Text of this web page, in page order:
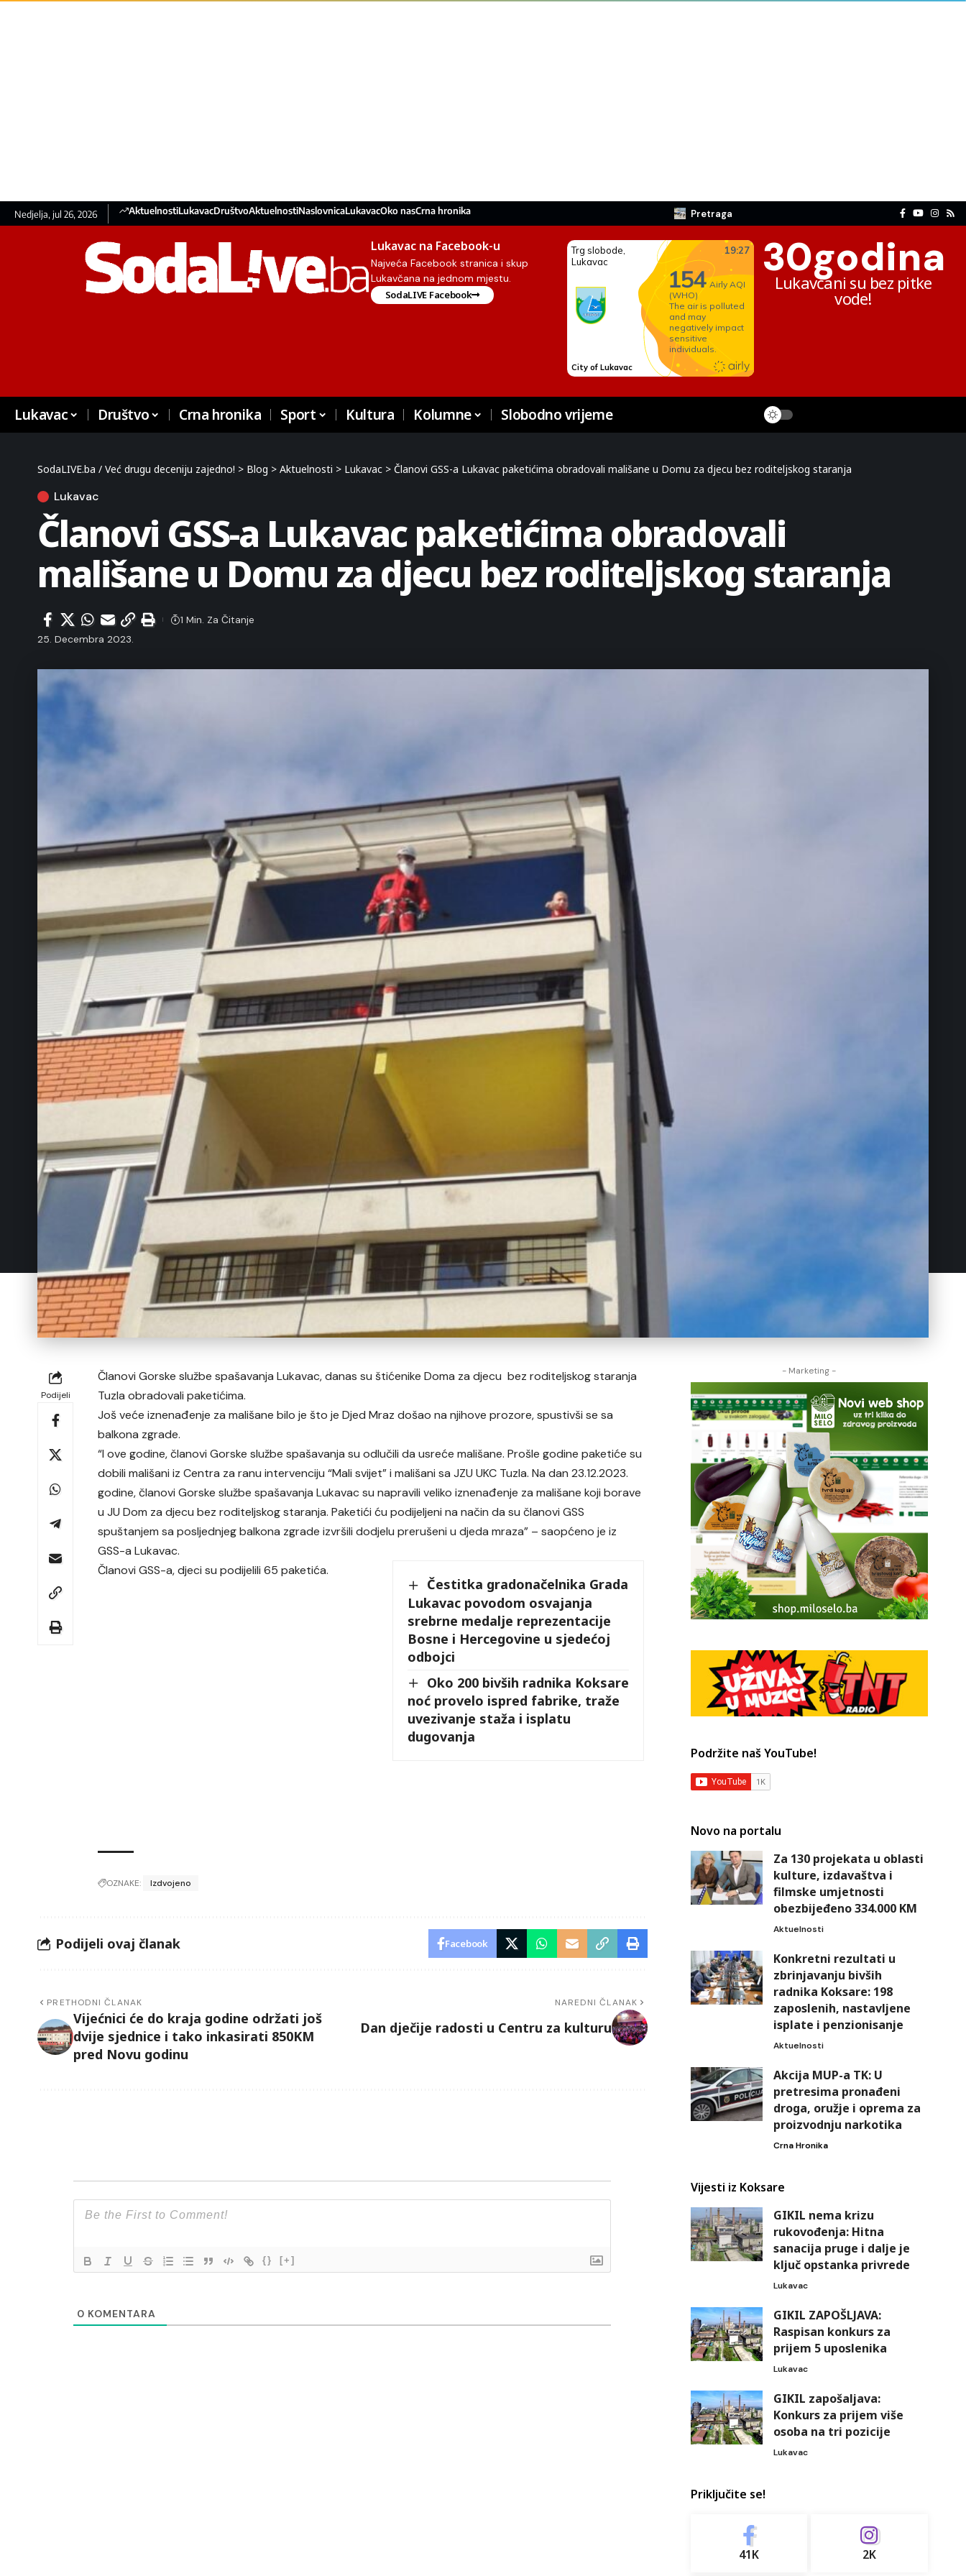
Nedjelja, jul 26, 2026 AktuelnostiLukavacDruštvoAktuelnostiNaslovnicaLukavacOko nasCrna hronika Pretraga
Lukavac na Facebook-u
Najveća Facebook stranica i skup
Lukavčana na jednom mjestu.
SodaLIVE Facebook
30godina
Lukavčani su bez pitke
vode!
Lukavac Društvo Crna hronika Sport Kultura Kolumne Slobodno vrijeme
SodaLIVE.ba / Već drugu deceniju zajedno! > Blog > Aktuelnosti > Lukavac > Članovi GSS-a Lukavac paketićima obradovali mališane u Domu za djecu bez roditeljskog staranja
Lukavac
Članovi GSS-a Lukavac paketićima obradovali
mališane u Domu za djecu bez roditeljskog staranja
25. Decembra 2023.
1 Min. Za Čitanje
Podijeli
Članovi Gorske službe spašavanja Lukavac, danas su štićenike Doma za djecu bez roditeljskog staranja
Tuzla obradovali paketićima.
Još veće iznenađenje za mališane bilo je što je Djed Mraz došao na njihove prozore, spustivši se sa
balkona zgrade.
“I ove godine, članovi Gorske službe spašavanja su odlučili da usreće mališane. Prošle godine paketiće su
dobili mališani iz Centra za ranu intervenciju “Mali svijet” i mališani sa JZU UKC Tuzla. Na dan 23.12.2023.
godine, članovi Gorske službe spašavanja Lukavac su napravili veliko iznenađenje za mališane koji borave
u JU Dom za djecu bez roditeljskog staranja. Paketići ću podijeljeni na način da su članovi GSS
spuštanjem sa posljednjeg balkona zgrade izvršili dodjelu prerušeni u djeda mraza” – saopćeno je iz
GSS-a Lukavac.
Čestitka gradonačelnika Grada
Lukavac povodom osvajanja
srebrne medalje reprezentacije
Bosne i Hercegovine u sjedećoj
odbojci
Oko 200 bivših radnika Koksare
noć provelo ispred fabrike, traže
uvezivanje staža i isplatu
dugovanja
Članovi GSS-a, djeci su podijelili 65 paketića.
OZNAKE: Izdvojeno
Podijeli ovaj članak Facebook
PRETHODNI ČLANAK
Vijećnici će do kraja godine održati još
dvije sjednice i tako inkasirati 850KM
pred Novu godinu
NAREDNI ČLANAK
Dan dječije radosti u Centru za kulturu
{} [+]
0 KOMENTARA
- Marketing -
Podržite naš YouTube!
Novo na portalu
Za 130 projekata u oblasti
kulture, izdavaštva i
filmske umjetnosti
obezbijeđeno 334.000 KM
Aktuelnosti
Konkretni rezultati u
zbrinjavanju bivših
radnika Koksare: 198
zaposlenih, nastavljene
isplate i penzionisanje
Aktuelnosti
Akcija MUP-a TK: U
pretresima pronađeni
droga, oružje i oprema za
proizvodnju narkotika
Crna Hronika
Vijesti iz Koksare
GIKIL nema krizu
rukovođenja: Hitna
sanacija pruge i dalje je
ključ opstanka privrede
Lukavac
GIKIL ZAPOŠLJAVA:
Raspisan konkurs za
prijem 5 uposlenika
Lukavac
GIKIL zapošaljava:
Konkurs za prijem više
osoba na tri pozicije
Lukavac
Priključite se!
41K 2K